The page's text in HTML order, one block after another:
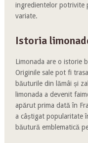
ingredientelor potrivite
variate.
Istoria
Limonada are o istorie
Originile sale pot fi
băuturile din lămâi și
limonada a devenit
apărut prima dată în
a câștigat popularitate
băutură emblematică